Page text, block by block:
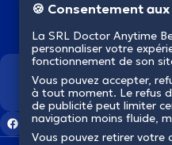
🍪 Consentement
La SRL Doctor Anytime
personnaliser votre
fonctionnement de son
Vous pouvez accepter,
à tout moment. Le refus
de publicité peut limiter
navigation moins fluide,
Vous pouvez retirer votre